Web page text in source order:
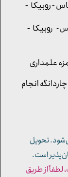
- روبیکا -
علمداری
تحویل
است.
لطفاً از طریق
- روبیکا -
انجام